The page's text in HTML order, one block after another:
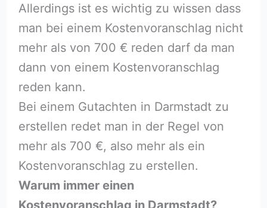
Allerdings ist es wichtig zu wissen dass
man bei einem Kostenvoranschlag nicht
mehr als von 700 € reden darf da man
dann von einem Kostenvoranschlag
reden kann.
Bei einem Gutachten in Darmstadt zu
erstellen redet man in der Regel von
mehr als 700 €, also mehr als ein
Kostenvoranschlag zu erstellen.
Warum immer einen
Kostenvoranschlag in Darmstadt?